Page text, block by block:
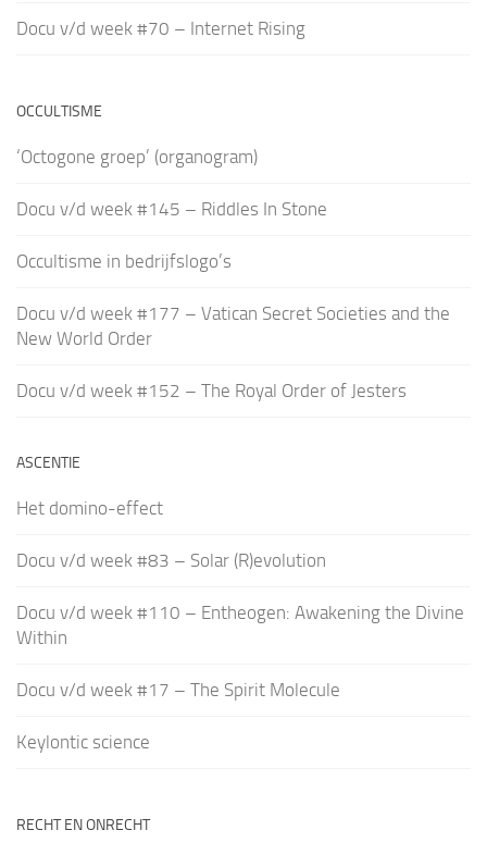
Docu v/d week #70 – Internet Rising
OCCULTISME
‘Octogone groep’ (organogram)
Docu v/d week #145 – Riddles In Stone
Occultisme in bedrijfslogo’s
Docu v/d week #177 – Vatican Secret Societies and the
New World Order
Docu v/d week #152 – The Royal Order of Jesters
ASCENTIE
Het domino-effect
Docu v/d week #83 – Solar (R)evolution
Docu v/d week #110 – Entheogen: Awakening the Divine
Within
Docu v/d week #17 – The Spirit Molecule
Keylontic science
RECHT EN ONRECHT